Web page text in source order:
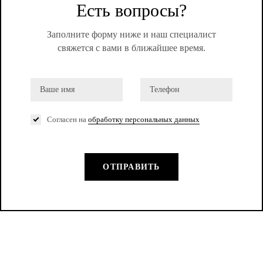
Есть вопросы?
Заполните форму ниже и наш специалист
свяжется с вами в ближайшее время.
Согласен на обработку персональных данных
ОТПРАВИТЬ